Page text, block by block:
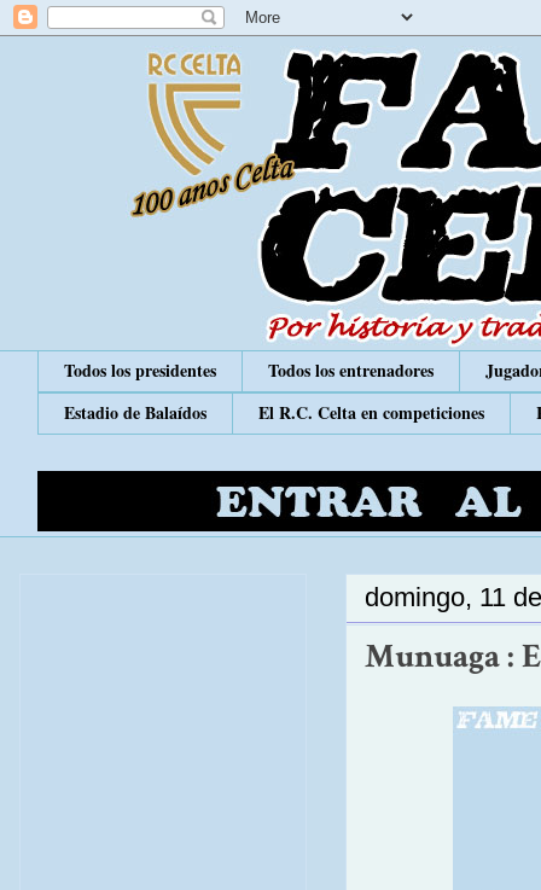
Todos los presidentes Todos los entrenadores
Estadio de Balaídos
El R.C. Celta en competiciones
domingo, 11
Munuaga :